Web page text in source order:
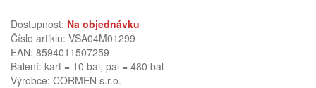
Dostupnost: Na objednávku
Číslo artiklu: VSA04M01299
EAN: 8594011507259
Balení: kart = 10 bal, pal = 480 bal
Výrobce: CORMEN s.r.o.